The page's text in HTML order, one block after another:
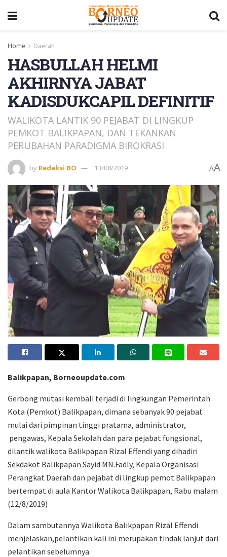
Home Daerah
HASBULLAH HELMI
AKHIRNYA JABAT
KADISDUKCAPIL DEFINITIF
WALIKOTA LANTIK 90 PEJABAT DI LINGKUP
PEMKOT BALIKPAPAN, DAN TEKANKAN
PERUBAHAN PARADIGMA BIROKRASI
by Redaksi BO 13/08/2019 AA
Balikpapan, Borneoupdate.com
Gerbong mutasi kembali terjadi di lingkungan Pemerintah
Kota (Pemkot) Balikpapan, dimana sebanyak 90 pejabat
mulai dari pimpinan tinggi pratama, administrator,
pengawas, Kepala Sekolah dan para pejabat fungsional,
dilantik walikota Balikpapan Rizal Effendi yang dihadiri
Sekdakot Balikpapan Sayid MN.Fadly, Kepala Organisasi
Perangkat Daerah dan pejabat di lingkup pemot Balikpapan
bertempat di aula Kantor Walikota Balikpapan, Rabu malam
(12/8/2019)
Dalam sambutannya Walikota Balikpapan Rizal Effendi
menjelaskan,pelantikan kali ini merupakan tindak lanjut dari
pelantikan sebelumnya.